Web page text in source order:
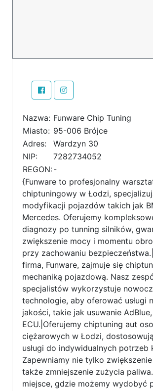
Nazwa: Funware Chip Tuning
Miasto: 95-006 Brójce
Adres:
Wardzyn 30
NIP:
7282734052
REGON:-
{Funware to profesjonalny
chiptuningowy w Łodzi,
modyfikacji pojazdów takich jak
Mercedes. Oferujemy
diagnozy po tunning silników,
zwiększenie mocy i momentu
przy zachowaniu
firma, Funware, zajmuje się
mechaniką pojazdową. Nasz
specjalistów wykorzystuje
technologie, aby oferować usługi
jakości, takie jak usuwanie
ECU.|Oferujemy chiptuning aut
ciężarowych w Łodzi,
usługi do indywidualnych potrzeb
Zapewniamy nie tylko
także zmniejszenie zużycia
miejsce, gdzie możemy wydobyć